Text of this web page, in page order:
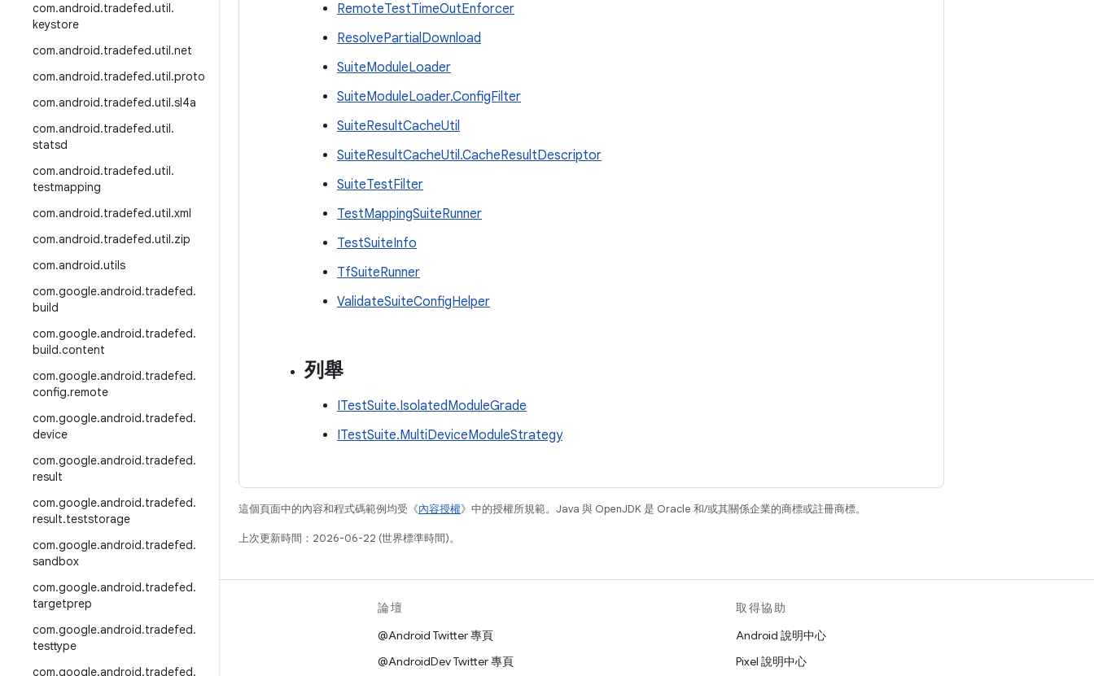
com.android.tradefed.util.
keystore
com.android.tradefed.util.net
com.android.tradefed.util.proto
com.android.tradefed.util.sl4a
com.android.tradefed.util.
statsd
com.android.tradefed.util.
testmapping
com.android.tradefed.util.xml
com.android.tradefed.util.zip
com.android.utils
com.google.android.tradefed.
build
com.google.android.tradefed.
build.content
com.google.android.tradefed.
config.remote
com.google.android.tradefed.
device
com.google.android.tradefed.
result
com.google.android.tradefed.
result.teststorage
com.google.android.tradefed.
sandbox
com.google.android.tradefed.
targetprep
com.google.android.tradefed.
testtype
com.google.android.tradefed.
RemoteTestTimeOutEnforcer
ResolvePartialDownload
SuiteModuleLoader
SuiteModuleLoader.ConfigFilter
SuiteResultCacheUtil
SuiteResultCacheUtil.CacheResultDescriptor
SuiteTestFilter
TestMappingSuiteRunner
TestSuiteInfo
TfSuiteRunner
ValidateSuiteConfigHelper
列舉
ITestSuite.IsolatedModuleGrade
ITestSuite.MultiDeviceModuleStrategy
這個頁面中的內容和程式碼範例均受《內容授權》中的授權所規範。Java 與 OpenJDK 是 Oracle 和/或其關係企業的商標或註冊商標。
上次更新時間：2026-06-22 (世界標準時間)。
版本
Android 程式庫
論壇
@Android Twitter 專頁
@AndroidDev Twitter 專頁
取得協助
Android 說明中心
Pixel 說明中心